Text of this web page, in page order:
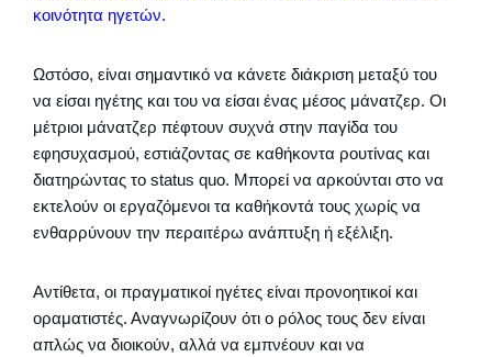
κοινότητα ηγετών.
Ωστόσο, είναι σημαντικό να κάνετε διάκριση μεταξύ του
να είσαι ηγέτης και του να είσαι ένας μέσος μάνατζερ. Οι
μέτριοι μάνατζερ πέφτουν συχνά στην παγίδα του
εφησυχασμού, εστιάζοντας σε καθήκοντα ρουτίνας και
διατηρώντας το status quo. Μπορεί να αρκούνται στο να
εκτελούν οι εργαζόμενοι τα καθήκοντά τους χωρίς να
ενθαρρύνουν την περαιτέρω ανάπτυξη ή εξέλιξη.
Αντίθετα, οι πραγματικοί ηγέτες είναι προνοητικοί και
οραματιστές. Αναγνωρίζουν ότι ο ρόλος τους δεν είναι
απλώς να διοικούν, αλλά να εμπνέουν και να